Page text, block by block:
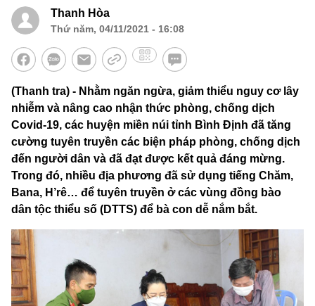
Thanh Hòa
Thứ năm, 04/11/2021 - 16:08
(Thanh tra) - Nhằm ngăn ngừa, giảm thiểu nguy cơ lây
nhiễm và nâng cao nhận thức phòng, chống dịch
Covid-19, các huyện miền núi tỉnh Bình Định đã tăng
cường tuyên truyền các biện pháp phòng, chống dịch
đến người dân và đã đạt được kết quả đáng mừng.
Trong đó, nhiều địa phương đã sử dụng tiếng Chăm,
Bana, H’rê… để tuyên truyền ở các vùng đồng bào
dân tộc thiểu số (DTTS) để bà con dễ nắm bắt.